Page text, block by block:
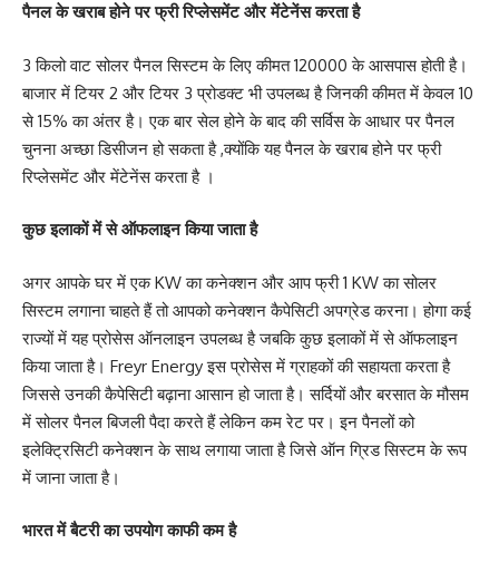
पैनल के खराब होने पर फ्री रिप्लेसमेंट और मेंटेनेंस करता है
3 किलो वाट सोलर पैनल सिस्टम के लिए कीमत 120000 के आसपास होती है।
बाजार में टियर 2 और टियर 3 प्रोडक्ट भी उपलब्ध है जिनकी कीमत में केवल 10
से 15% का अंतर है। एक बार सेल होने के बाद की सर्विस के आधार पर पैनल
चुनना अच्छा डिसीजन हो सकता है ,क्योंकि यह पैनल के खराब होने पर फ्री
रिप्लेसमेंट और मेंटेनेंस करता है ।
कुछ इलाकों में से ऑफलाइन किया जाता है
अगर आपके घर में एक KW का कनेक्शन और आप फ्री 1 KW का सोलर
सिस्टम लगाना चाहते हैं तो आपको कनेक्शन कैपेसिटी अपग्रेड करना। होगा कई
राज्यों में यह प्रोसेस ऑनलाइन उपलब्ध है जबकि कुछ इलाकों में से ऑफलाइन
किया जाता है। Freyr Energy इस प्रोसेस में ग्राहकों की सहायता करता है
जिससे उनकी कैपेसिटी बढ़ाना आसान हो जाता है। सर्दियों और बरसात के मौसम
में सोलर पैनल बिजली पैदा करते हैं लेकिन कम रेट पर। इन पैनलों को
इलेक्ट्रिसिटी कनेक्शन के साथ लगाया जाता है जिसे ऑन ग्रिड सिस्टम के रूप
में जाना जाता है।
भारत में बैटरी का उपयोग काफी कम है